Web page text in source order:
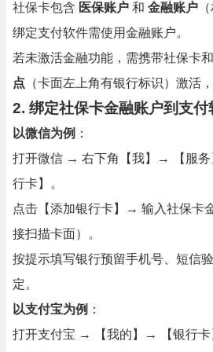
社保卡包含 医保账户 和 金融账户
绑定支付软件需使用金融账户。
若未激活金融功能，需携带社保卡
点 （卡面左上角有银行标识）激活
2. 绑定社保卡金融账户到支付
以微信为例 ：
打开微信 → 右下角【我】→ 【服
行卡】。
点击【添加银行卡】→ 输入社保卡
接扫描卡面）。
按提示填写银行预留手机号、短信
定。
以支付宝为例 ：
打开支付宝 → 【我的】→ 【银行卡